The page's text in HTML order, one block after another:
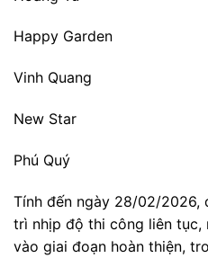
Happy Garden
Vinh Quang
New Star
Phú Quý
Tính đến ngày 28/02/2026,
trì nhịp độ thi công liên tục,
vào giai đoạn hoàn thiện,